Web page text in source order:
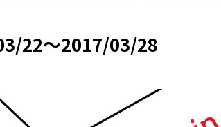
22〜2017/03/28